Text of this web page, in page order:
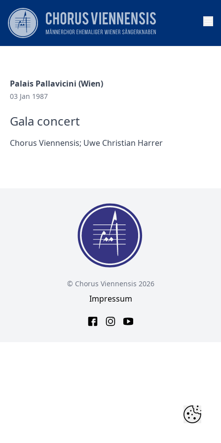
Palais Pallavicini (Wien)
03 Jan 1987
Gala concert
Chorus Viennensis; Uwe Christian Harrer
© Chorus Viennensis 2026
Impressum